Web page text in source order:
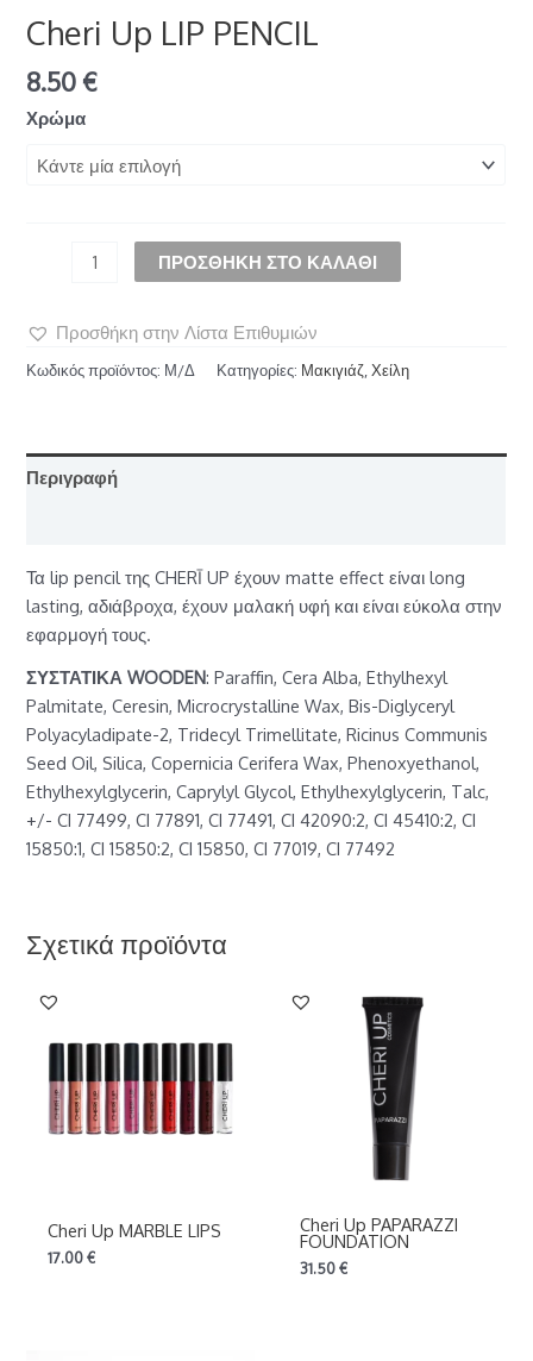
Cheri Up LIP PENCIL
8.50€
Χρώμα
ΠΡΟΣΘΉΚΗ ΣΤΟ ΚΑΛΆΘΙ
Προσθήκη στην Λίστα Επιθυμιών
Κωδικός προϊόντος: Μ/Δ Κατηγορίες: Μακιγιάζ ,Χείλη
Περιγραφή
Τα lip pencil της CHERĪ UP έχουν matte effect είναι long
lasting, αδιάβροχα, έχουν μαλακή υφή και είναι εύκολα στην
εφαρμογή τους.
ΣΥΣΤΑΤΙΚΑ WOODEN: Paraffin, Cera Alba, Ethylhexyl
Palmitate, Ceresin, Microcrystalline Wax, Bis-Diglyceryl
Polyacyladipate-2, Tridecyl Trimellitate, Ricinus Communis
Seed Oil, Silica, Copernicia Cerifera Wax, Phenoxyethanol,
Ethylhexylglycerin, Caprylyl Glycol, Ethylhexylglycerin, Talc,
+/- CI 77499, CI 77891, CI 77491, CI 42090:2, CI 45410:2, CI
15850:1, CI 15850:2, CI 15850, CI 77019, CI 77492
Σχετικά προϊόντα
Cheri Up MARBLE LIPS
17.00€
Cheri Up PAPARAZZI
FOUNDATION
31.50€